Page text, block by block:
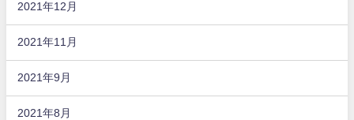
2021年12月
2021年11月
2021年9月
2021年8月